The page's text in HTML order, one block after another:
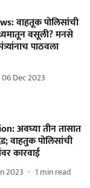
वाहतूक पोलिसांची
वसूली? मनसे
पाठवला
06 Dec 2023
अवघ्या तीन तासात
वाहतुक पोलिसांची
कारवाई
2023 1 min read